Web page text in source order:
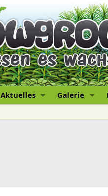
Aktuelles Galerie